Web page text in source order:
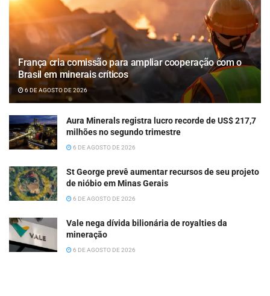
França cria comissão para ampliar cooperação com o
Brasil em minerais críticos
6 DE AGOSTO DE 2026
Aura Minerals registra lucro recorde de US$ 217,7
milhões no segundo trimestre
6 DE AGOSTO DE 2026
St George prevê aumentar recursos de seu projeto
de nióbio em Minas Gerais
6 DE AGOSTO DE 2026
Vale nega dívida bilionária de royalties da
mineração
6 DE AGOSTO DE 2026